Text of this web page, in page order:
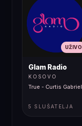
UŽIVO
Glam Radio
KOSOVO
True - Curtis Gabriel
5 SLUŠATELJA